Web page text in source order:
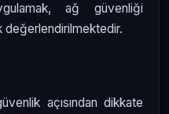
ağ güvenliği
değerlendirilmektedir.
açısından dikkate